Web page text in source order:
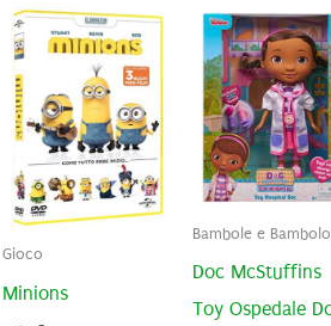
Gioco
Minions
Bambole e
Doc McStuffins
Toy Ospedale